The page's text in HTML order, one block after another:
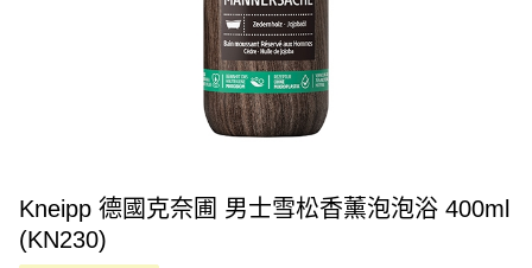
Kneipp 德國克奈圃 男士雪松香薰泡泡浴 400ml
(KN230)